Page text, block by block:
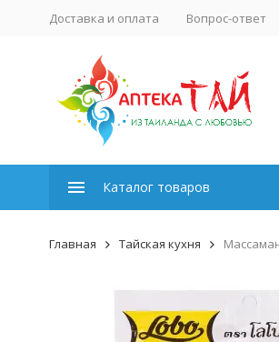
Доставка и оплата Вопрос-ответ
Каталог товаров
Главная Тайская кухня